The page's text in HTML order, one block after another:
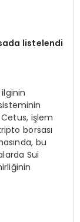
listelendi
işlem
borsası
bu
Sui